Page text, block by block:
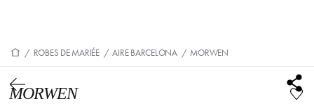
/ ROBES DE MARIÉE / AIRE BARCELONA / MORWEN
MORWEN